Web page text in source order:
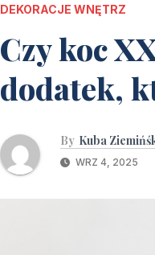
DEKORACJE WNĘTRZ
Czy koc
dodatek,
By Kuba
WRZ 4, 2025